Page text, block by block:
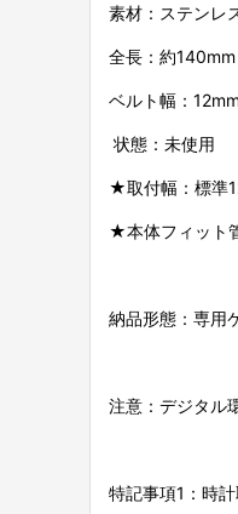
素材：ステンレ
全長：約140mm
ベルト幅：
状態：未使用
★取付幅：標準
★本体フィット
納品形態：専用
注意：デジタル
特記事項1：時